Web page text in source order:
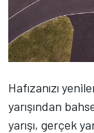
Hafızanızı
yarışından
yarışı, gerçek